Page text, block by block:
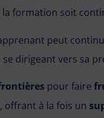
formation soit
peut
dirigeant vers sa
pour faire
offrant à la fois un